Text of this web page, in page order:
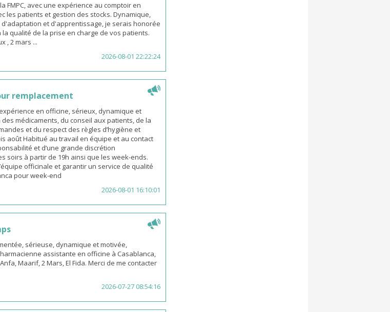
FMPC, avec une expérience au comptoir en
les patients et gestion des stocks. Dynamique,
et d'apprentissage, je serais honorée
qualité de la prise en charge de vos patients.
, 2 mars ...
2026-08-01 22:22:24
remplacement
en officine, sérieux, dynamique et
médicaments, du conseil aux patients, de la
et du respect des règles d’hygiène et
août Habitué au travail en équipe et au contact
et d’une grande discrétion
soirs à partir de 19h ainsi que les week-ends.
officinale et garantir un service de qualité
pour week-end
2026-08-01 16:10:01
sérieuse, dynamique et motivée,
assistante en officine à Casablanca,
Maarif, 2 Mars, El Fida. Merci de me contacter
2026-07-27 08:54:16